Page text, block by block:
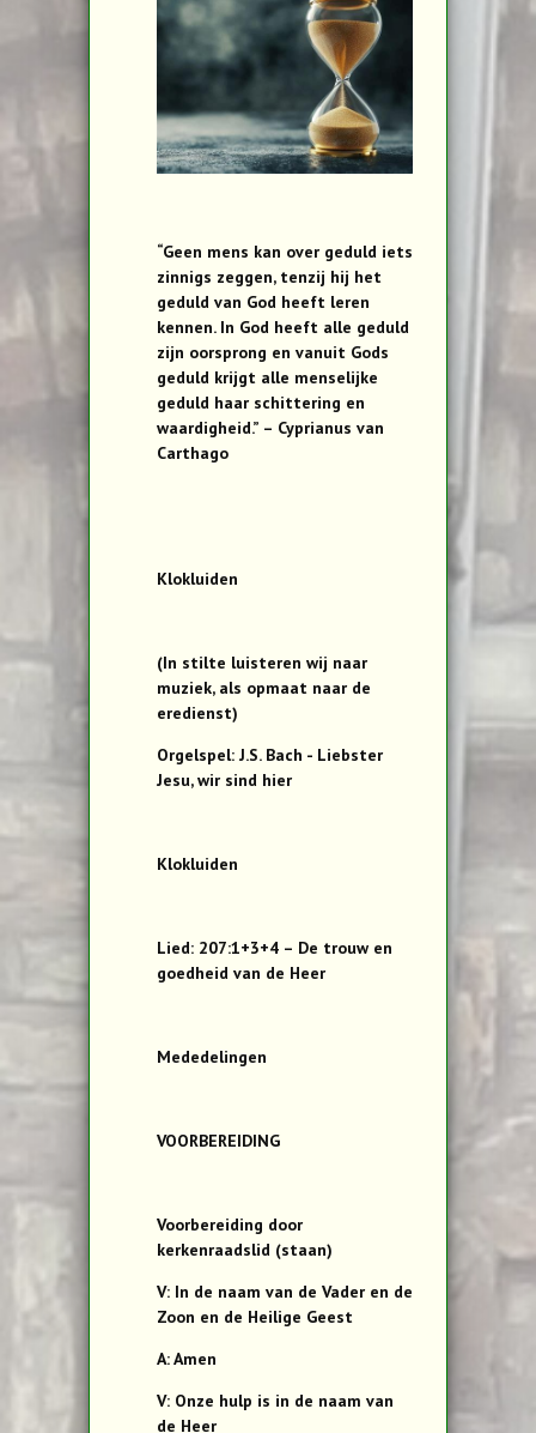
“Geen mens kan over geduld iets
zinnigs zeggen, tenzij hij het
geduld van God heeft leren
kennen. In God heeft alle geduld
zijn oorsprong en vanuit Gods
geduld krijgt alle menselijke
geduld haar schittering en
waardigheid.” – Cyprianus van
Carthago
Klokluiden
(In stilte luisteren wij naar
muziek, als opmaat naar de
eredienst)
Orgelspel: J.S. Bach - Liebster
Jesu, wir sind hier
Klokluiden
Lied: 207:1+3+4 – De trouw en
goedheid van de Heer
Mededelingen
VOORBEREIDING
Voorbereiding door
kerkenraadslid (staan)
V: In de naam van de Vader en de
Zoon en de Heilige Geest
A: Amen
V: Onze hulp is in de naam van
de Heer